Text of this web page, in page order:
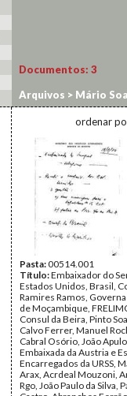
Documentos: 3
Arquivos > Mário
ordenar
Pasta:00514.001
Título:Embaixador do
Estados Unidos, Brasil,
Ramires Ramos,
de Moçambique,
Consul da Beira, Pinto
Calvo Ferrer, Manuel
Cabral Osório, João
Embaixada da Austria e
Encarregados da URSS,
Arax, Acrdeal Mouzoni,
Rgo, João Paulo da Silva,